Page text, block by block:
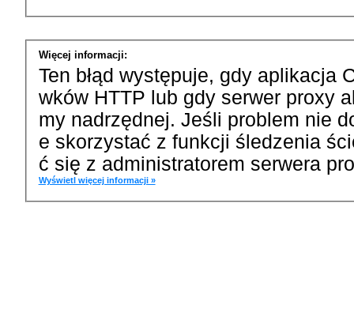
Więcej informacji:
Ten błąd występuje, gdy aplikacja
wków HTTP lub gdy serwer proxy
my nadrzędnej. Jeśli problem nie
e skorzystać z funkcji śledzenia
ć się z administratorem serwera
Wyświetl więcej informacji »